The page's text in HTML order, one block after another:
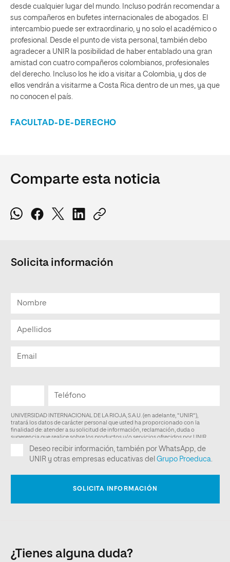
desde cualquier lugar del mundo. Incluso podrán recomendar a
sus compañeros en bufetes internacionales de abogados. El
intercambio puede ser extraordinario, y no solo el académico o
profesional. Desde el punto de vista personal, también debo
agradecer a UNIR la posibilidad de haber entablado una gran
amistad con cuatro compañeros colombianos, profesionales
del derecho. Incluso los he ido a visitar a Colombia, y dos de
ellos vendrán a visitarme a Costa Rica dentro de un mes, ya que
no conocen el país.
FACULTAD-DE-DERECHO
Comparte esta noticia
Solicita información
¿Tienes alguna duda?